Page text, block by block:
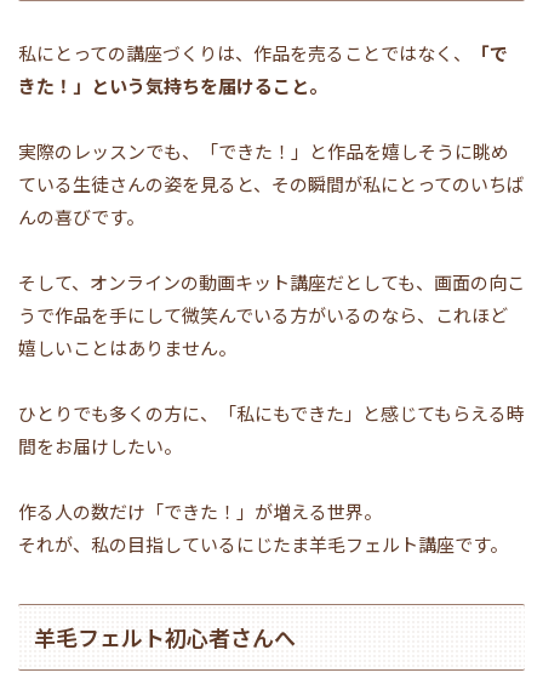
私にとっての講座づくりは、作品を売ることではなく、
「で
きた！」という気持ちを届けること。
実際のレッスンでも、「できた！」と作品を嬉しそうに眺め
ている生徒さんの姿を見ると、その瞬間が私にとってのいちば
んの喜びです。
そして、オンラインの動画キット講座だとしても、画面の向こ
うで作品を手にして微笑んでいる方がいるのなら、これほど
嬉しいことはありません。
ひとりでも多くの方に、「私にもできた」と感じてもらえる時
間をお届けしたい。
作る人の数だけ「できた！」が増える世界。
それが、私の目指しているにじたま羊毛フェルト講座です。
羊毛フェルト初心者さんへ